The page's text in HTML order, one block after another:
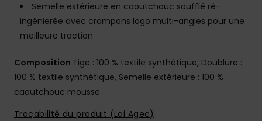
Semelle extérieure en caoutchouc soufflé ré-
ingénierée avec crampons logo multi-angles pour une
meilleure traction
Composition Tige : 100 % textile synthétique, Doublure :
100 % textile synthétique, Semelle extérieure : 100 %
caoutchouc mousse
Traçabilité du produit (Loi Agec)